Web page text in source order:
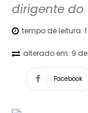
dirigente do
tempo de leitura: 1
alterado em: 9
Facebook